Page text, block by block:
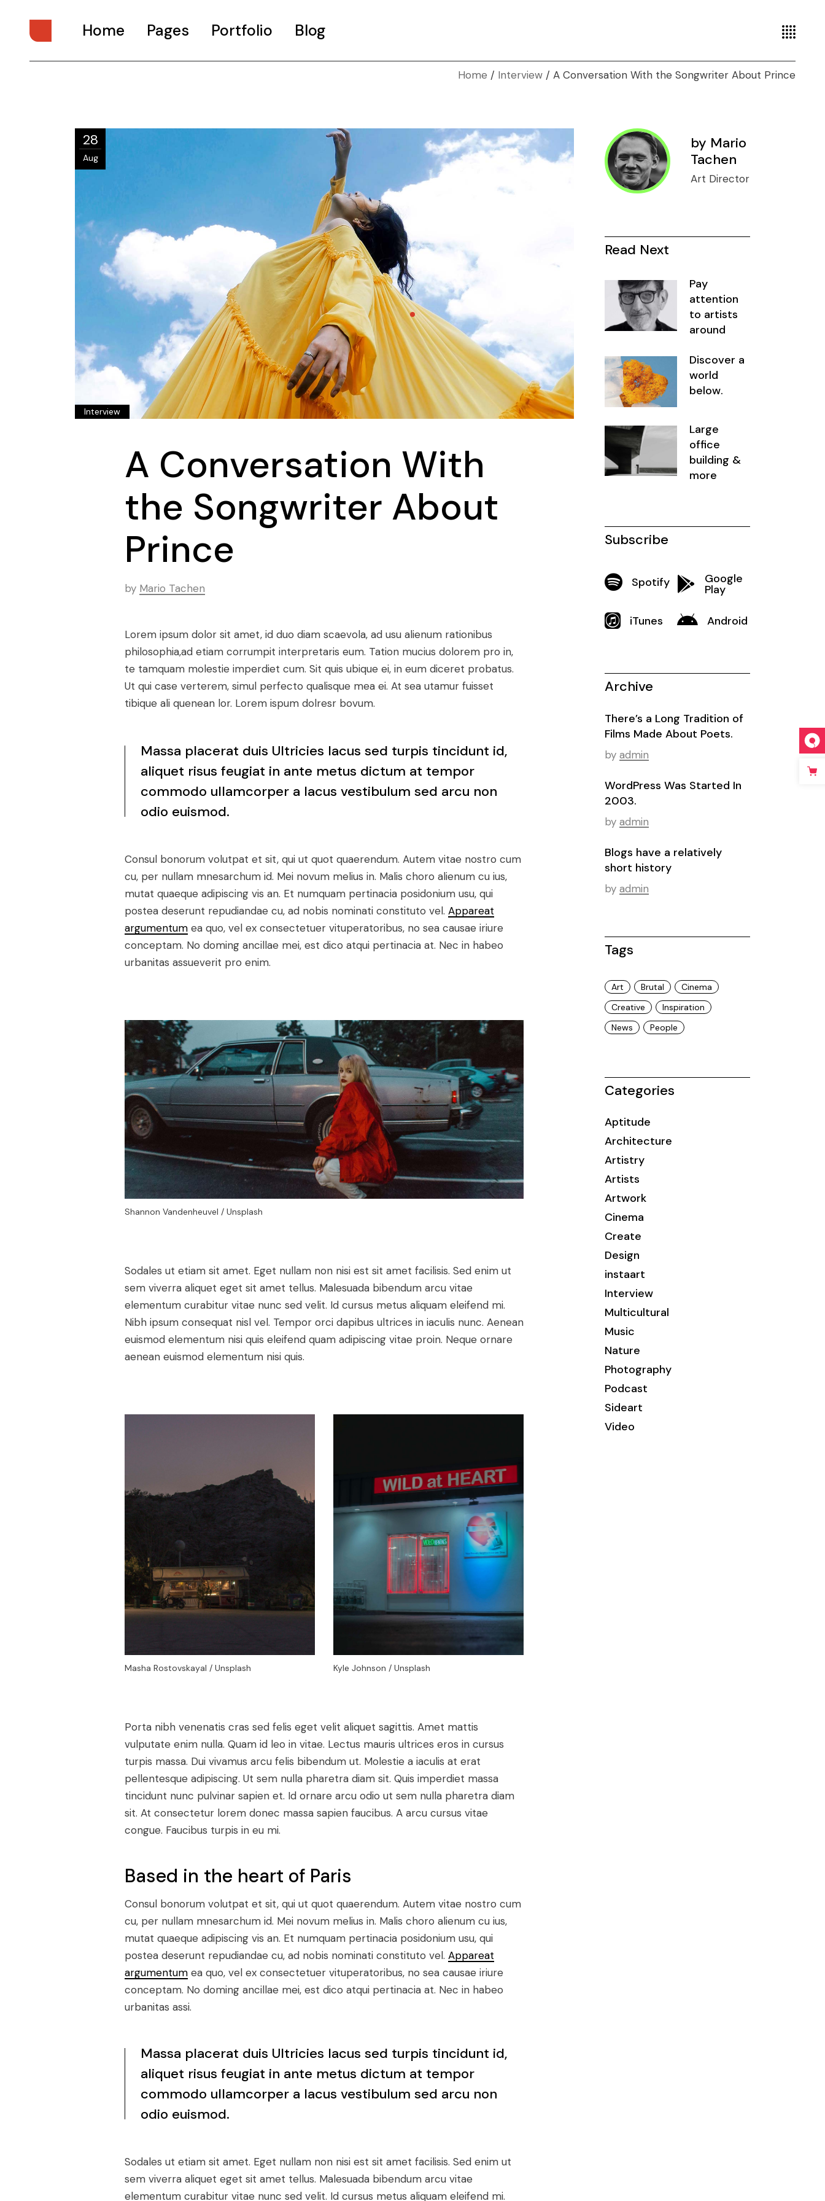
Home
Personal Presentation
Interactive Showcase
Portfolio Categories
Art Gallery
Divided Portfolio
Conference
Art & Culture Magazine
Landing
Pages
What We Do
Get In Touch
Portfolio Blog
Post Types
Home Interview A Conversation With the Songwriter About Prince
28
Aug
Interview
A Conversation With
the Songwriter About
Prince
by Mario Tachen
Lorem ipsum dolor sit amet, id duo diam scaevola, ad usu alienum rationibus
philosophia,ad etiam corrumpit interpretaris eum. Tation mucius dolorem pro in,
te tamquam molestie imperdiet cum. Sit quis ubique ei, in eum diceret probatus.
Ut qui case verterem, simul perfecto qualisque mea ei. At sea utamur fuisset
tibique ali quenean lor. Lorem ispum dolresr bovum.
Massa placerat duis Ultricies lacus sed turpis tincidunt id,
aliquet risus feugiat in ante metus dictum at tempor
commodo ullamcorper a lacus vestibulum sed arcu non
odio euismod.
Consul bonorum volutpat et sit, qui ut quot quaerendum. Autem vitae nostro cum
cu, per nullam mnesarchum id. Mei novum melius in. Malis choro alienum cu ius,
mutat quaeque adipiscing vis an. Et numquam pertinacia posidonium usu, qui
postea deserunt repudiandae cu, ad nobis nominati constituto vel.Appareat
argumentum ea quo, vel ex consectetuer vituperatoribus, no sea causae iriure
conceptam. No doming ancillae mei, est dico atqui pertinacia at. Nec in habeo
urbanitas assueverit pro enim.
Shannon Vandenheuvel / Unsplash
Sodales ut etiam sit amet. Eget nullam non nisi est sit amet facilisis. Sed enim ut
sem viverra aliquet eget sit amet tellus. Malesuada bibendum arcu vitae
elementum curabitur vitae nunc sed velit. Id cursus metus aliquam eleifend mi.
Nibh ipsum consequat nisl vel. Tempor orci dapibus ultrices in iaculis nunc. Aenean
euismod elementum nisi quis eleifend quam adipiscing vitae proin. Neque ornare
aenean euismod elementum nisi quis.
Masha Rostovskayal / Unsplash Kyle Johnson / Unsplash
Porta nibh venenatis cras sed felis eget velit aliquet sagittis. Amet mattis
vulputate enim nulla. Quam id leo in vitae. Lectus mauris ultrices eros in cursus
turpis massa. Dui vivamus arcu felis bibendum ut. Molestie a iaculis at erat
pellentesque adipiscing. Ut sem nulla pharetra diam sit. Quis imperdiet massa
tincidunt nunc pulvinar sapien et. Id ornare arcu odio ut sem nulla pharetra diam
sit. At consectetur lorem donec massa sapien faucibus. A arcu cursus vitae
congue. Faucibus turpis in eu mi.
Based in the heart of Paris
Consul bonorum volutpat et sit, qui ut quot quaerendum. Autem vitae nostro cum
cu, per nullam mnesarchum id. Mei novum melius in. Malis choro alienum cu ius,
mutat quaeque adipiscing vis an. Et numquam pertinacia posidonium usu, qui
postea deserunt repudiandae cu, ad nobis nominati constituto vel.Appareat
argumentum ea quo, vel ex consectetuer vituperatoribus, no sea causae iriure
conceptam. No doming ancillae mei, est dico atqui pertinacia at. Nec in habeo
urbanitas assi.
Massa placerat duis Ultricies lacus sed turpis tincidunt id,
aliquet risus feugiat in ante metus dictum at tempor
commodo ullamcorper a lacus vestibulum sed arcu non
odio euismod.
Sodales ut etiam sit amet. Eget nullam non nisi est sit amet facilisis. Sed enim ut
sem viverra aliquet eget sit amet tellus. Malesuada bibendum arcu vitae
elementum curabitur vitae nunc sed velit. Id cursus metus aliquam eleifend mi.
by Mario
Tachen
Art Director
Read Next
Pay
attention
to artists
around
Discover a
world
below.
Large
office
building &
more
Subscribe
Spotify Google
Play
iTunes Android
Archive
There’s a Long Tradition of
Films Made About Poets.
by admin
WordPress Was Started In
2003.
by admin
Blogs have a relatively
short history
by admin
Tags
Art Brutal
Cinema
Creative
Inspiration
News
People
Categories
Aptitude
Architecture
Artistry
Artists
Artwork
Cinema
Create
Design
instaart
Interview
Multicultural
Music
Nature
Photography
Podcast
Sideart
Video